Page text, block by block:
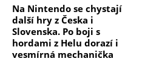
Na Nintendo se chystají
další hry z Česka i
Slovenska. Po boji s
hordami z Helu dorazí i
vesmírná mechanička